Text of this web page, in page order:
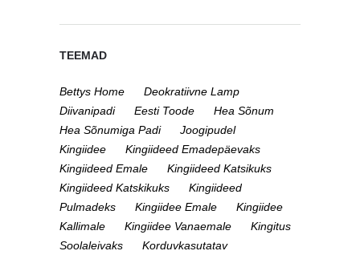
TEEMAD
Bettys Home
Deokratiivne Lamp
Diivanipadi
Eesti Toode
Hea Sõnum
Hea Sõnumiga Padi
Joogipudel
Kingiidee
Kingiideed Emadepäevaks
Kingiideed Emale
Kingiideed Katsikuks
Kingiideed Katskikuks
Kingiideed
Pulmadeks
Kingiidee Emale
Kingiidee
Kallimale
Kingiidee Vanaemale
Kingitus
Soolaleivaks
Korduvkasutatav